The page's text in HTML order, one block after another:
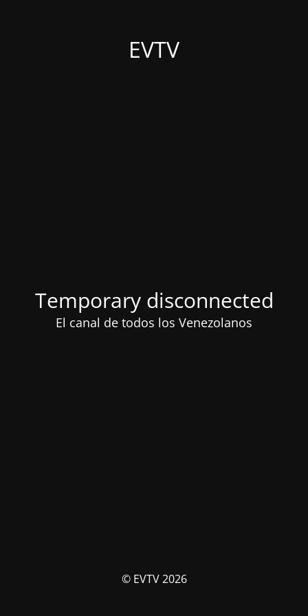
EVTV
Temporary disconnected
El canal de todos los Venezolanos
© EVTV 2026